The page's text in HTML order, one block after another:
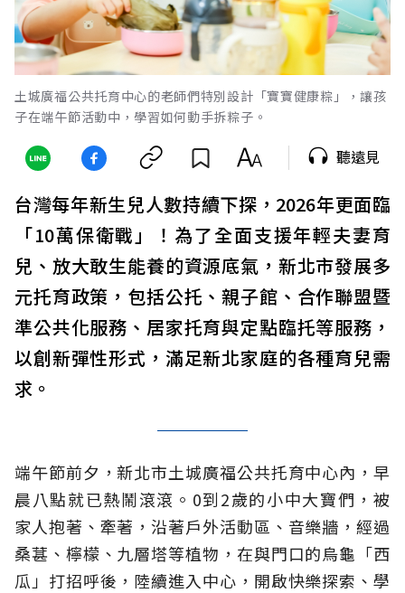
土城廣福公共托育中心的老師們特別設計「寶寶健康粽」，讓孩
子在端午節活動中，學習如何動手拆粽子。
聽遠見
台灣每年新生兒人數持續下探，2026年更面臨
「10萬保衛戰」！為了全面支援年輕夫妻育
兒、放大敢生能養的資源底氣，新北市發展多
元托育政策，包括公托、親子館、合作聯盟暨
準公共化服務、居家托育與定點臨托等服務，
以創新彈性形式，滿足新北家庭的各種育兒需
求。
端午節前夕，新北市土城廣福公共托育中心內，早
晨八點就已熱鬧滾滾。0到2歲的小中大寶們，被
家人抱著、牽著，沿著戶外活動區、音樂牆，經過
桑葚、檸檬、九層塔等植物，在與門口的烏龜「西
瓜」打招呼後，陸續進入中心，開啟快樂探索、學